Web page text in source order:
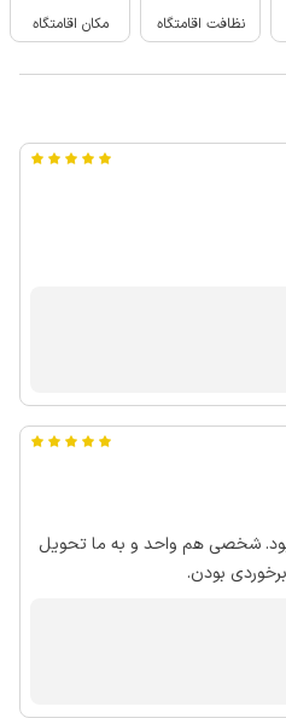
نظافت اقامتگاه مکان اقامتگاه
شخصی هم واحد و به ما تحویل
بودن.